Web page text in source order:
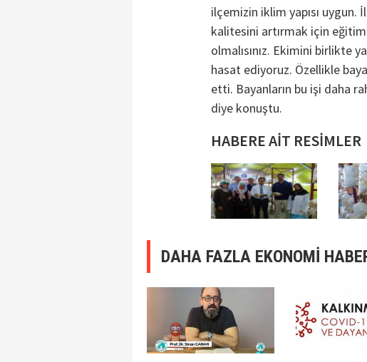
ilçemizin iklim yapısı uygun.
kalitesini artırmak için
olmalısınız. Ekimini birlikte
hasat ediyoruz. Özellikle
etti. Bayanların bu işi daha
diye konuştu.
HABERE AİT RESİMLER
DAHA FAZLA EKONOMİ